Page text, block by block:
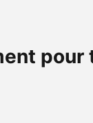
pour